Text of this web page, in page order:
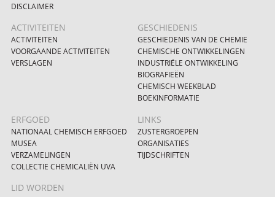
DISCLAIMER
ACTIVITEITEN
ACTIVITEITEN
VOORGAANDE ACTIVITEITEN
VERSLAGEN
GESCHIEDENIS
GESCHIEDENIS VAN DE CHEMIE
CHEMISCHE ONTWIKKELINGEN
INDUSTRIËLE ONTWIKKELING
BIOGRAFIEËN
CHEMISCH WEEKBLAD
BOEKINFORMATIE
ERFGOED
NATIONAAL CHEMISCH ERFGOED
MUSEA
VERZAMELINGEN
COLLECTIE CHEMICALIËN UVA
LINKS
ZUSTERGROEPEN
ORGANISATIES
TIJDSCHRIFTEN
LID WORDEN